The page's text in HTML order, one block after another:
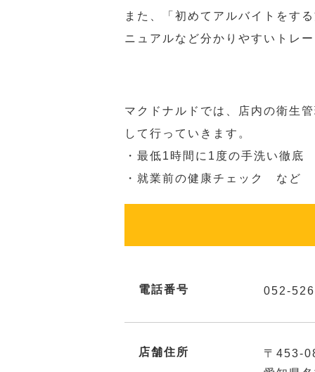
また、「初めてアルバイトをす
ニュアルなど分かりやすいトレ
マクドナルドでは、店内の衛生
して行っていきます。
・最低1時間に1度の手洗い徹底
・就業前の健康チェック など
電話番号 052-
店舗住所
〒453-